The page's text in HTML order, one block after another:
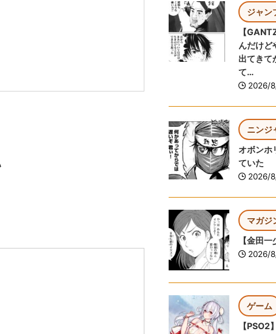
ジャン
【
んだけど
出てきて
て…
2026/
ニンジ
オボンホ
ていた
2026/
マガジ
【金田
2026/
ゲーム
【PSO2